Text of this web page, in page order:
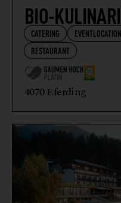
BIO-
CATERING EVENTLOCATION
RESTAURANT
4070 Eferding